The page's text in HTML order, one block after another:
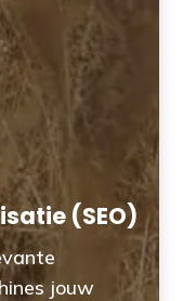
(SEO)
jouw